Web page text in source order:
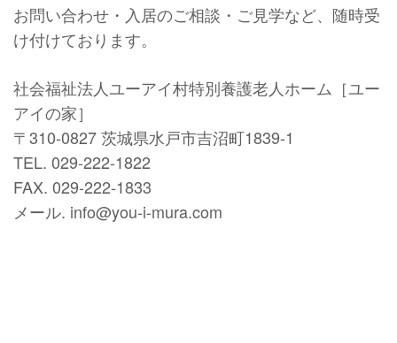
お問い合わせ・入居のご相談・ご見学など、随時受
け付けております。
社会福祉法人ユーアイ村特別養護老人ホーム［ユー
アイの家］
〒310-0827 茨城県水戸市吉沼町1839-1
TEL. 029-222-1822
FAX. 029-222-1833
メール. info@you-i-mura.com